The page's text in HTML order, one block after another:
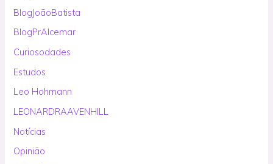
BlogJoãoBatista
BlogPrAlcemar
Curiosodades
Estudos
Leo Hohmann
LEONARDRAAVENHILL
Notícias
Opinião